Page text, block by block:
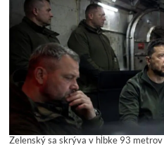
Zelenský sa skrýva v hĺbke 93